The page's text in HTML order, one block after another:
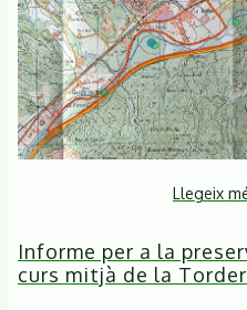
Llegeix
Informe per a la
curs mitjà de la